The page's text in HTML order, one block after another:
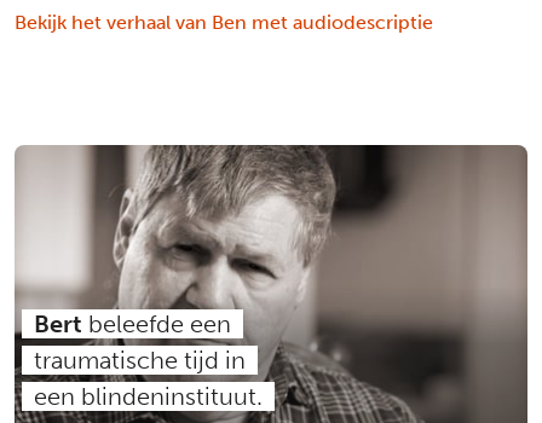
Bekijk het verhaal van Ben met audiodescriptie
Bert beleefde een
traumatische tijd in
een blindeninstituut.